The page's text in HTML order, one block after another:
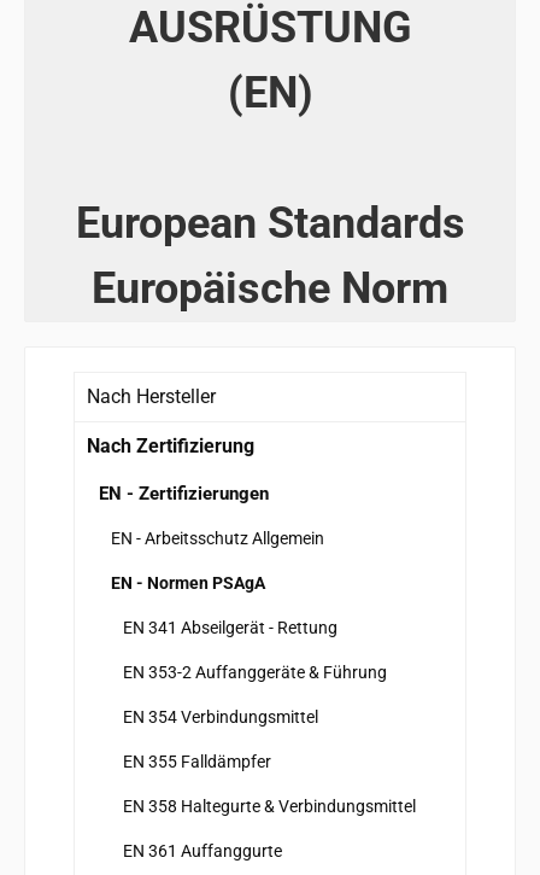
AUSRÜSTUNG
(EN)
European Standards
Europäische Norm
Nach Hersteller
Nach Zertifizierung
EN - Zertifizierungen
EN - Arbeitsschutz Allgemein
EN - Normen PSAgA
EN 341 Abseilgerät - Rettung
EN 353-2 Auffanggeräte & Führung
EN 354 Verbindungsmittel
EN 355 Falldämpfer
EN 358 Haltegurte & Verbindungsmittel
EN 361 Auffanggurte